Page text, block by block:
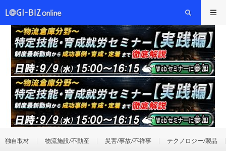
独自取材 物流施設/不動産 災害/事故/不祥事 テクノロジー/製品